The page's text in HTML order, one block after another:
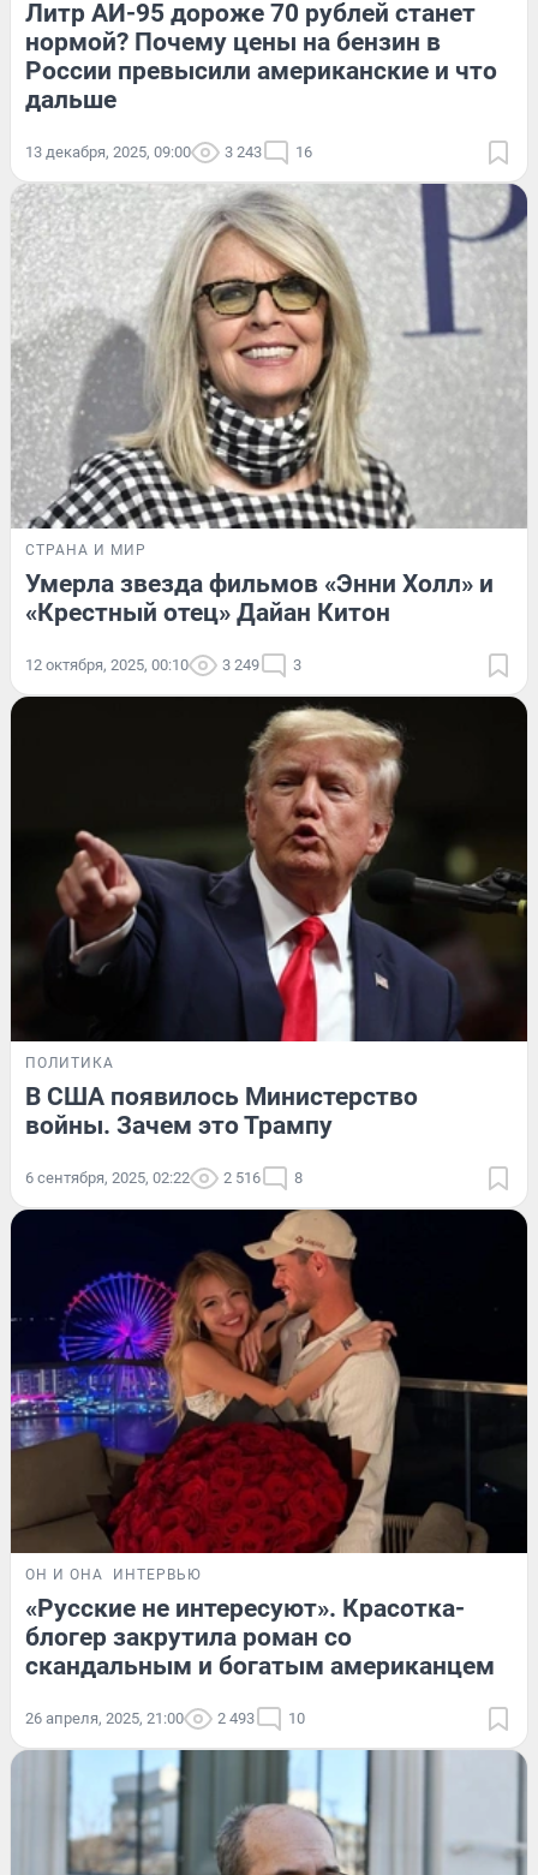
Литр АИ-95 дороже 70 рублей станет
нормой? Почему цены на бензин в
России превысили американские и что
дальше
13 декабря, 2025, 09:00 3 243 16
СТРАНА И МИР
Умерла звезда фильмов «Энни Холл» и
«Крестный отец» Дайан Китон
12 октября, 2025, 00:10 3 249 3
ПОЛИТИКА
В США появилось Министерство
войны. Зачем это Трампу
6 сентября, 2025, 02:22 2 516 8
ОН И ОНА ИНТЕРВЬЮ
«Русские не интересуют». Красотка-
блогер закрутила роман со
скандальным и богатым американцем
26 апреля, 2025, 21:00 2 493 10